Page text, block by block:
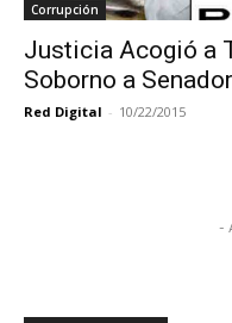
Corrupción
Justicia Acogió a
Soborno a
Red Digital - 10/22/2015
-